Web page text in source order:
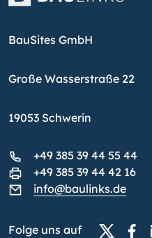
BauSites GmbH
Große Wasserstraße 22
19053 Schwerin
+49 385 39 44 55 44
+49 385 39 44 42 16
info@baulinks.de
Folge uns auf